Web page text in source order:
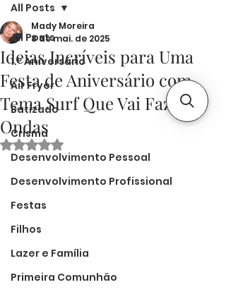
All Posts
1.º Aniversário
Air Fryer
Batizado
Crisma
Desenvolvimento Pessoal
Desenvolvimento Profissional
Festas
Filhos
Lazer e Família
Primeira Comunhão
All Posts
Ideias Incríveis para Uma
Festa de Aniversário com
Tema Surf Que Vai Fazer
Ondas
Mady Moreira
8 de mai. de 2025
Avaliado com NaN de 5 estrelas.